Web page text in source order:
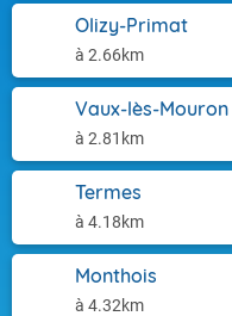
Olizy-Primat
à 2.66km
Vaux-lès-Mouron
à 2.81km
Termes
à 4.18km
Monthois
à 4.32km